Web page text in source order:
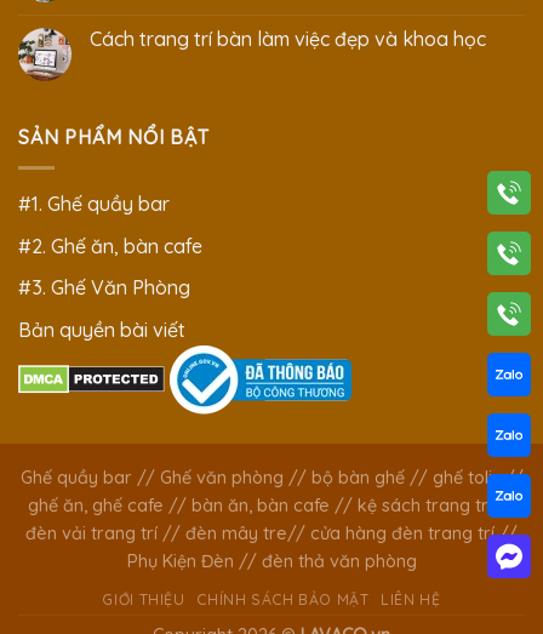
Cách trang trí bàn làm việc đẹp và khoa học
SẢN PHẨM NỔI BẬT
#1. Ghế quầy bar
#2. Ghế ăn, bàn cafe
#3. Ghế Văn Phòng
Bản quyền bài viết
Ghế quầy bar// Ghế văn phòng // bộ bàn ghế// ghế tolix//
ghế ăn, ghế cafe // bàn ăn, bàn cafe // kệ sách trang trí //
đèn vải trang trí // đèn mây tre// cửa hàng đèn trang trí//
Phụ Kiện Đèn // đèn thả văn phòng
GIỚI THIỆU CHÍNH SÁCH BẢO MẬT LIÊN HỆ